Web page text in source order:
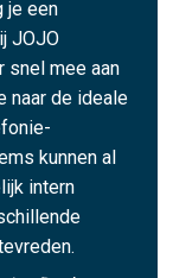
je een
JOJO
snel mee aan
naar de ideale
kunnen al
intern